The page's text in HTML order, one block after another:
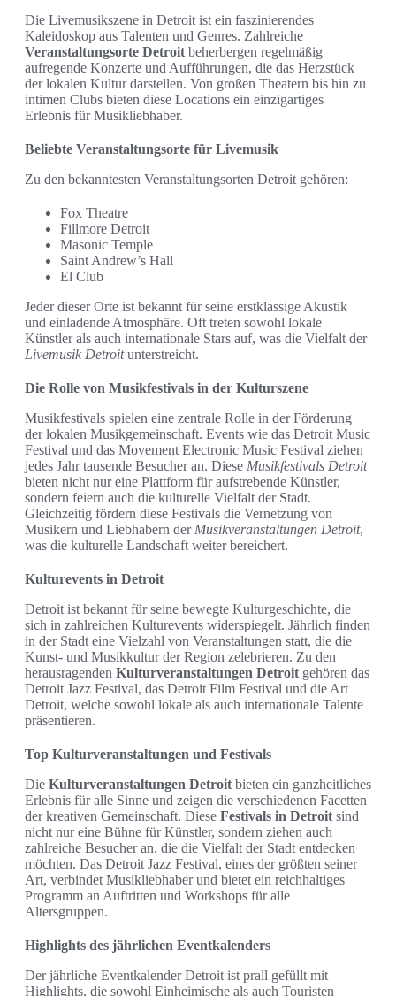
Die Livemusikszene in Detroit ist ein faszinierendes
Kaleidoskop aus Talenten und Genres. Zahlreiche
Veranstaltungsorte Detroit beherbergen regelmäßig
aufregende Konzerte und Aufführungen, die das Herzstück
der lokalen Kultur darstellen. Von großen Theatern bis hin zu
intimen Clubs bieten diese Locations ein einzigartiges
Erlebnis für Musikliebhaber.
Beliebte Veranstaltungsorte für Livemusik
Zu den bekanntesten Veranstaltungsorten Detroit gehören:
Fox Theatre
Fillmore Detroit
Masonic Temple
Saint Andrew’s Hall
El Club
Jeder dieser Orte ist bekannt für seine erstklassige Akustik
und einladende Atmosphäre. Oft treten sowohl lokale
Künstler als auch internationale Stars auf, was die Vielfalt der
Livemusik Detroitunterstreicht.
Die Rolle von Musikfestivals in der Kulturszene
Musikfestivals spielen eine zentrale Rolle in der Förderung
der lokalen Musikgemeinschaft. Events wie das Detroit Music
Festival und das Movement Electronic Music Festival ziehen
jedes Jahr tausende Besucher an. Diese Musikfestivals Detroit
bieten nicht nur eine Plattform für aufstrebende Künstler,
sondern feiern auch die kulturelle Vielfalt der Stadt.
Gleichzeitig fördern diese Festivals die Vernetzung von
Musikern und Liebhabern der Musikveranstaltungen Detroit,
was die kulturelle Landschaft weiter bereichert.
Kulturevents in Detroit
Detroit ist bekannt für seine bewegte Kulturgeschichte, die
sich in zahlreichen Kulturevents widerspiegelt. Jährlich finden
in der Stadt eine Vielzahl von Veranstaltungen statt, die die
Kunst- und Musikkultur der Region zelebrieren. Zu den
herausragenden Kulturveranstaltungen Detroit gehören das
Detroit Jazz Festival, das Detroit Film Festival und die Art
Detroit, welche sowohl lokale als auch internationale Talente
präsentieren.
Top Kulturveranstaltungen und Festivals
Die Kulturveranstaltungen Detroit bieten ein ganzheitliches
Erlebnis für alle Sinne und zeigen die verschiedenen Facetten
der kreativen Gemeinschaft. Diese Festivals in Detroit sind
nicht nur eine Bühne für Künstler, sondern ziehen auch
zahlreiche Besucher an, die die Vielfalt der Stadt entdecken
möchten. Das Detroit Jazz Festival, eines der größten seiner
Art, verbindet Musikliebhaber und bietet ein reichhaltiges
Programm an Auftritten und Workshops für alle
Altersgruppen.
Highlights des jährlichen Eventkalenders
Der jährliche Eventkalender Detroit ist prall gefüllt mit
Highlights, die sowohl Einheimische als auch Touristen